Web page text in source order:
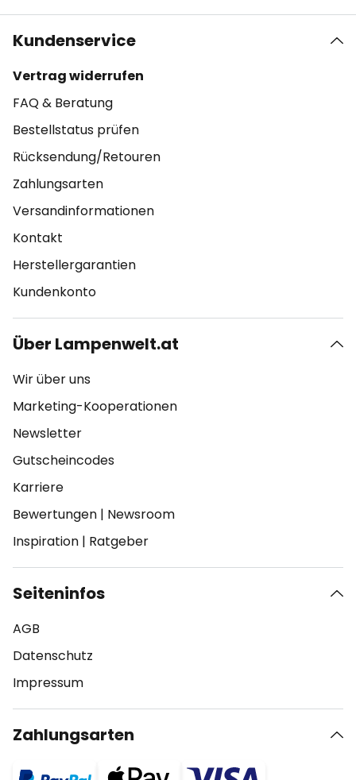
Kundenservice
Vertrag widerrufen
FAQ & Beratung
Bestellstatus prüfen
Rücksendung/Retouren
Zahlungsarten
Versandinformationen
Kontakt
Herstellergarantien
Kundenkonto
Über Lampenwelt.at
Wir über uns
Marketing-Kooperationen
Newsletter
Gutscheincodes
Karriere
Bewertungen | Newsroom
Inspiration | Ratgeber
Seiteninfos
AGB
Datenschutz
Impressum
Zahlungsarten